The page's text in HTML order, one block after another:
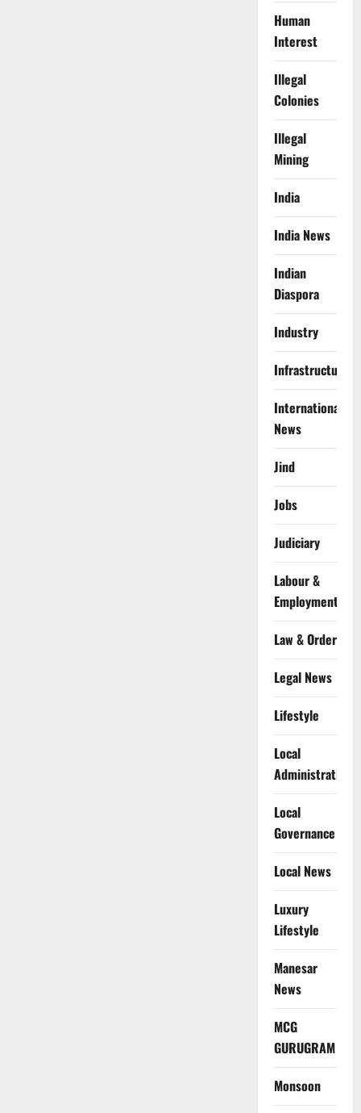
Human
Interest
Illegal
Colonies
Illegal
Mining
India
India News
Indian
Diaspora
Industry
Infrastructure
International
News
Jind
Jobs
Judiciary
Labour &
Employment
Law & Order
Legal News
Lifestyle
Local
Administration
Local
Governance
Local News
Luxury
Lifestyle
Manesar
News
MCG
GURUGRAM
Monsoon